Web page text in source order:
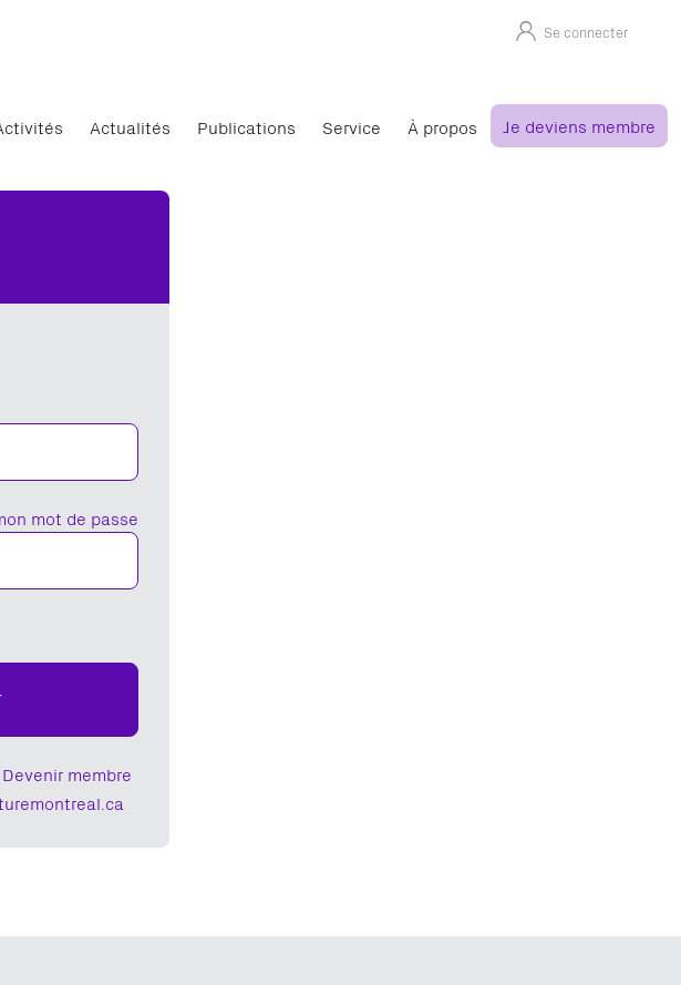
Se connecter
Actualités Publications Service À propos Je deviens membre
mot de passe
Devenir membre